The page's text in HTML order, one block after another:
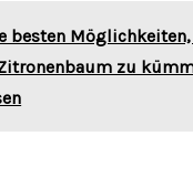
besten
zu